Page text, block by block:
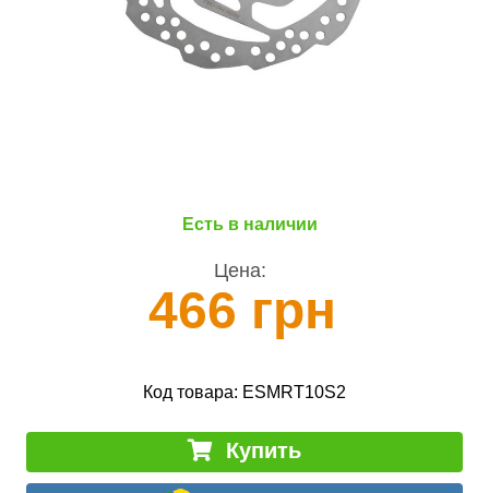
Есть в наличии
Цена:
466 грн
Код товара: ESMRT10S2
Купить